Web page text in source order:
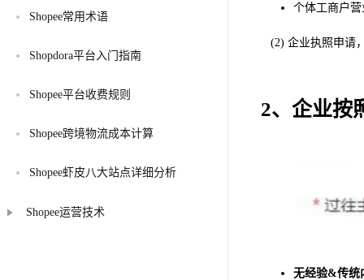
Shopee常用术语
Shopdora平台入门指南
Shopee平台收费规则
Shopee跨境物流成本计算
Shopee虾皮八大站点详细分析
Shopee运营技术
个体工商户营
(2) 企业执照申请
2、企业按
无经验&传统